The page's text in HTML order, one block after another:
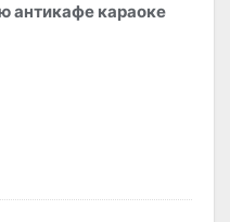
антикафе караоке